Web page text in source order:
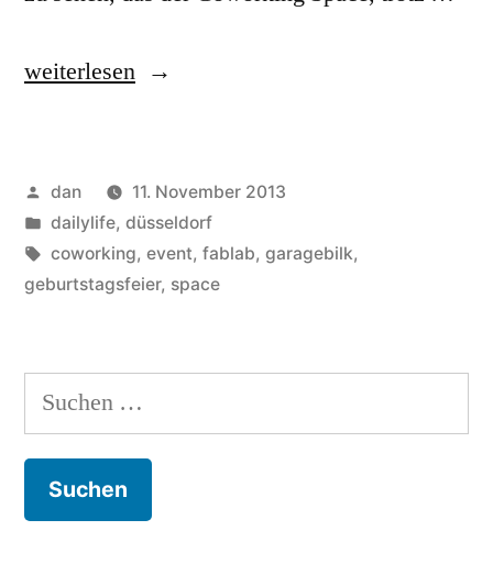
„Save
Die
Coworking
GarageBilk
3
Jahre“
weiterlesen
Veröffentlicht
von
dan
11. November 2013
Veröffentlicht
unter
dailylife, düsseldorf
Schlagwörter:
coworking, event, fablab, garagebilk,
geburtstagsfeier, space
Suchen
nach: